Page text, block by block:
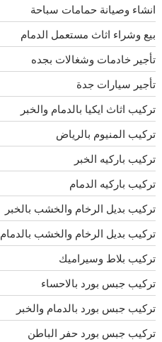
انشاء وصيانة حمامات سباحة
بيع وشراء اثاث مستعمل الدمام
تأجير خادمات وشغالات بجده
تأجير سيارات جدة
تركيب اثاث ايكيا بالدمام والخبر
تركيب المنيوم بالرياض
تركيب باركيه الخبر
تركيب باركيه الدمام
تركيب بديل الرخام والخشب بالخبر
تركيب بديل الرخام والخشب بالدمام
تركيب بلاط وسيراميك
تركيب جبس بورد بالاحساء
تركيب جبس بورد بالدمام والخبر
تركيب جبس بورد حفر الباطن